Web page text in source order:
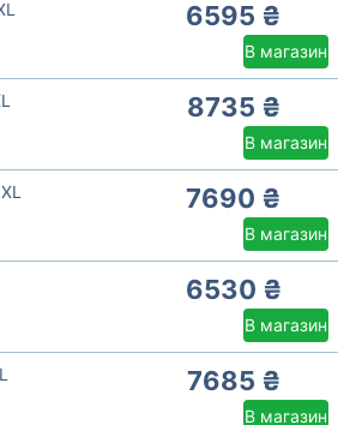
6595 ₴
В магазин
8735 ₴
В магазин
7690 ₴
В магазин
6530 ₴
В магазин
7685 ₴
В магазин